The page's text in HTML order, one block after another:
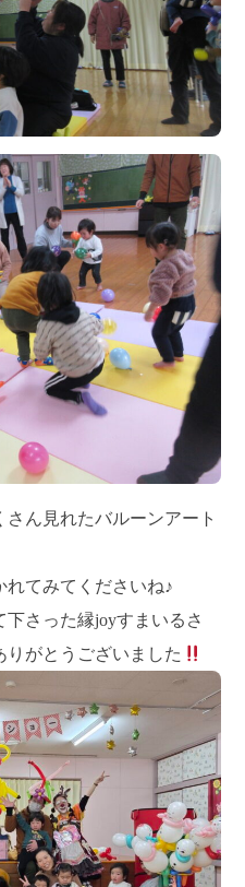
ん見れたバルーンアート
れてみてくださいね♪
さった縁joyすまいるさ
がとうございました